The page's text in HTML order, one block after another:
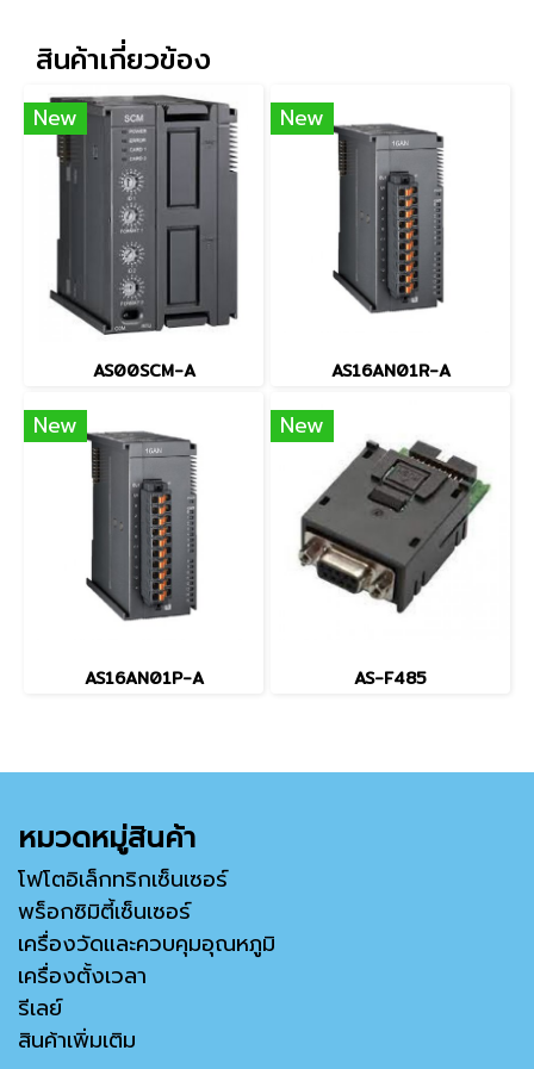
สินค้าเกี่ยวข้อง
New
AS00SCM-A
New
AS16AN01R-A
New
AS16AN01P-A
New
AS-F485
หมวดหมู่สินค้า
โฟโตอิเล็กทริกเซ็นเซอร์
พร็อกซิมิตี้เซ็นเซอร์
เครื่องวัดและควบคุมอุณหภูมิ
เครื่องตั้งเวลา
รีเลย์
สินค้าเพิ่มเติม